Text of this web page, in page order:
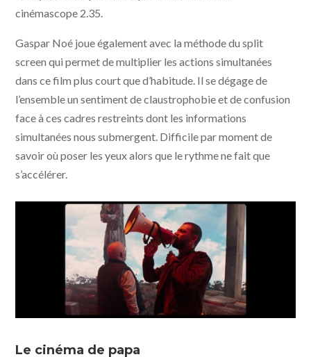
cinémascope 2.35.
Gaspar Noé joue également avec la méthode du split
screen qui permet de multiplier les actions simultanées
dans ce film plus court que d’habitude. Il se dégage de
l’ensemble un sentiment de claustrophobie et de confusion
face à ces cadres restreints dont les informations
simultanées nous submergent. Difficile par moment de
savoir où poser les yeux alors que le rythme ne fait que
s’accélérer.
zone
Le cinéma de papa